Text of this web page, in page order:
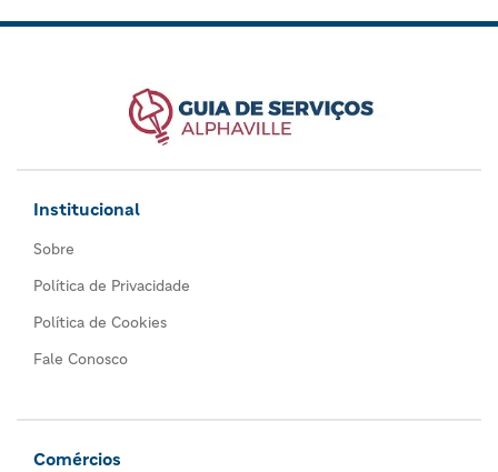
Institucional
Sobre
Política de Privacidade
Política de Cookies
Fale Conosco
Comércios